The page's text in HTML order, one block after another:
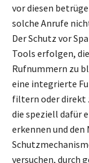
vor diesen
solche Anrufe
Der Schutz vor
Tools erfolgen,
Rufnummern zu
eine integrierte
filtern oder direkt
die speziell dafür
erkennen und den
versuchen, durch